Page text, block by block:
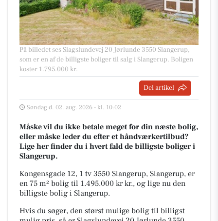
På billedet ses Slagslundevej 20 Jørlunde 3550 Slangerup,
som er en af de billigste boliger til salg i Slangerup. Boligen
koster 1.795.000 kr.
Del artikel
Søndag d. 02. aug. 2026 - kl. 10:02
Måske vil du ikke betale meget for din næste bolig,
eller måske leder du efter et håndværkertilbud?
Lige her finder du i hvert fald de billigste boliger i
Slangerup.
Kongensgade 12, 1 tv 3550 Slangerup, Slangerup, er
en 75 m² bolig til 1.495.000 kr kr., og lige nu den
billigste bolig i Slangerup.
Hvis du søger, den størst mulige bolig til billigst